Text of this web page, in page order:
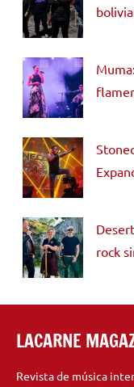
rock
LACARNE
Revista de música